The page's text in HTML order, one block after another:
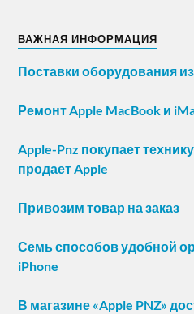
ВАЖНАЯ ИНФОРМАЦИЯ
Поставки оборудования
Ремонт Apple MacBook и
Apple-Pnz покупает
продает Apple
Привозим товар на заказ
Семь способов удобной
iPhone
В магазине «Apple PNZ»